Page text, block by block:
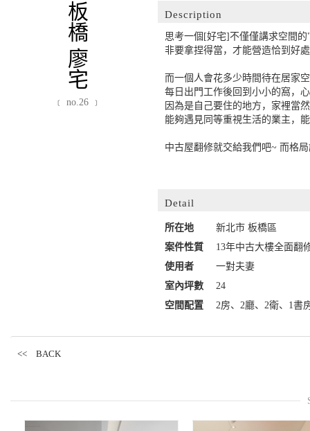
板橋 廖宅
﹝ no.26 ﹞
Description
思考一個[好宅]不僅僅講求空間
非要拿捏得當，才能營造恰到好
而一個人會花多少時間待在居家
每日出門工作後回到小小的窩，
因為是自己要住的地方，家裡當
能夠遇見同等重視生活的業主，
中古屋翻修就交給我們吧~ 而格
Detail
所在地
新北市 板橋區
案件性質
13年中古大樓全面翻
使用者
一對夫妻
室內坪數
24
空間配置
2房、2廳、2衛、1書
<< BACK